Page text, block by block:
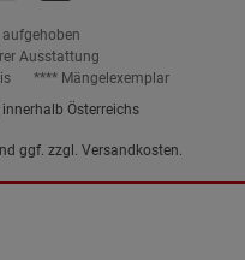
Ausstattung
**** Mängelexemplar
Österreichs
ggf. zzgl. Versandkosten.